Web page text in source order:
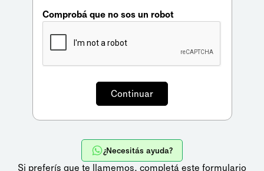
Comprobá que no sos un robot
¿Necesitás ayuda?
Si preferís que te llamemos, completá este formulario